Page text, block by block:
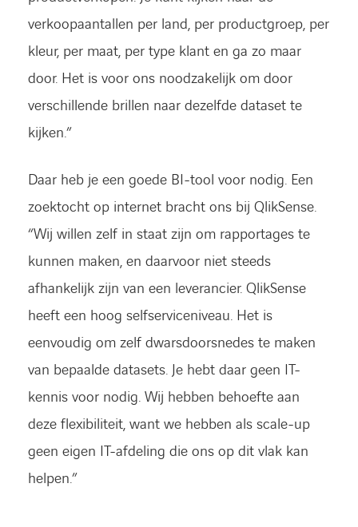
verkoopaantallen per land, per productgroep, per
kleur, per maat, per type klant en ga zo maar
door. Het is voor ons noodzakelijk om door
verschillende brillen naar dezelfde dataset te
kijken.”
Daar heb je een goede BI-tool voor nodig. Een
zoektocht op internet bracht ons bij QlikSense.
“Wij willen zelf in staat zijn om rapportages te
kunnen maken, en daarvoor niet steeds
afhankelijk zijn van een leverancier. QlikSense
heeft een hoog selfserviceniveau. Het is
eenvoudig om zelf dwarsdoorsnedes te maken
van bepaalde datasets. Je hebt daar geen IT-
kennis voor nodig. Wij hebben behoefte aan
deze flexibiliteit, want we hebben als scale-up
geen eigen IT-afdeling die ons op dit vlak kan
helpen.”